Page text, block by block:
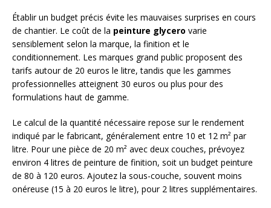
Établir un budget précis évite les mauvaises surprises en cours
de chantier. Le coût de la peinture glycero varie
sensiblement selon la marque, la finition et le
conditionnement. Les marques grand public proposent des
tarifs autour de 20 euros le litre, tandis que les gammes
professionnelles atteignent 30 euros ou plus pour des
formulations haut de gamme.
Le calcul de la quantité nécessaire repose sur le rendement
indiqué par le fabricant, généralement entre 10 et 12 m² par
litre. Pour une pièce de 20 m² avec deux couches, prévoyez
environ 4 litres de peinture de finition, soit un budget peinture
de 80 à 120 euros. Ajoutez la sous-couche, souvent moins
onéreuse (15 à 20 euros le litre), pour 2 litres supplémentaires.